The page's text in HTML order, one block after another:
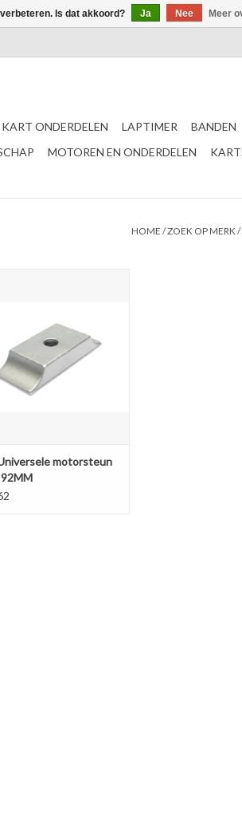
KART ONDERDELEN LAPTIMER BANDEN
MOTOREN EN ONDERDELEN
HOME /ZOEK OP MERK/
motorsteun
Is dat akkoord? Ja Nee Meer